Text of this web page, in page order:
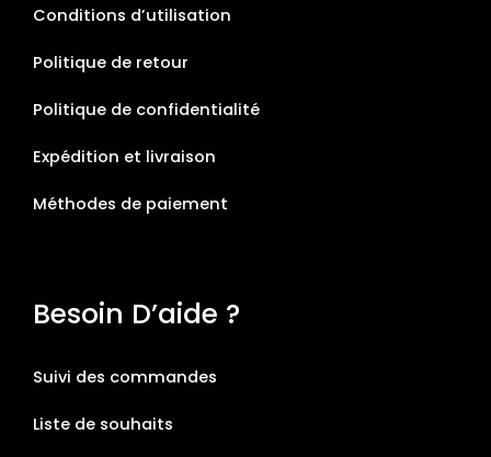
Conditions d’utilisation
Politique de retour
Politique de confidentialité
Expédition et livraison
Méthodes de paiement
Besoin D’aide ?
Suivi des commandes
Liste de souhaits